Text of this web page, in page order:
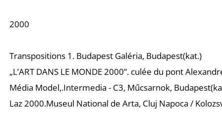
2000
Transpositions 1. Budapest Galéria, Budapest(kat.)
„L’ART DANS LE MONDE 2000”. culée du pont
Média Model,.Intermedia - C3, Műcsarnok,
Laz 2000.Museul National de Arta, Cluj Napoca /